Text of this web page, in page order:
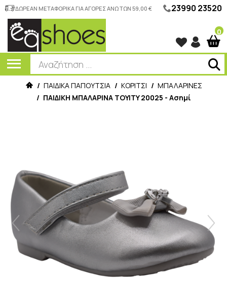
ΔΩΡΕΑΝ ΜΕΤΑΦΟΡΙΚΑ ΓΙΑ ΑΓΟΡΕΣ ΑΝΩ ΤΩΝ 59,00 € 23990 23520
0
/ ΠΑΙΔΙΚΑ ΠΑΠΟΥΤΣΙΑ / ΚΟΡΙΤΣΙ / ΜΠΑΛΑΡΙΝΕΣ
/ ΠΑΙΔΙΚΗ ΜΠΑΛΑΡΙΝΑ TOYITY 20025 - Ασημί